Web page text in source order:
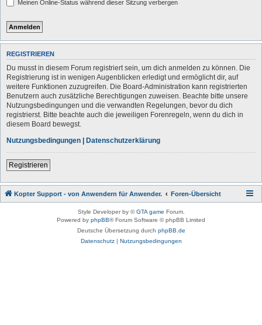
Meinen Online-Status während dieser Sitzung verbergen
REGISTRIEREN
Du musst in diesem Forum registriert sein, um dich anmelden zu können. Die
Registrierung ist in wenigen Augenblicken erledigt und ermöglicht dir, auf
weitere Funktionen zuzugreifen. Die Board-Administration kann registrierten
Benutzern auch zusätzliche Berechtigungen zuweisen. Beachte bitte unsere
Nutzungsbedingungen und die verwandten Regelungen, bevor du dich
registrierst. Bitte beachte auch die jeweiligen Forenregeln, wenn du dich in
diesem Board bewegst.
Nutzungsbedingungen | Datenschutzerklärung
Registrieren
Kopter Support - von Anwendern für Anwender. Foren-Übersicht
Style Developer by ©GTA game Forum.
Powered by phpBB® Forum Software © phpBB Limited
Deutsche Übersetzung durch phpBB.de
Datenschutz| Nutzungsbedingungen